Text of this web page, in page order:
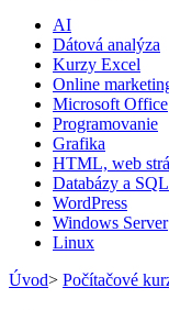
AI
Dátová analýza
Kurzy Excel
Online
Microsoft Office
Programovanie
Grafika
HTML, web
Databázy a SQL
WordPress
Windows Server
Linux
Úvod> Počítačové